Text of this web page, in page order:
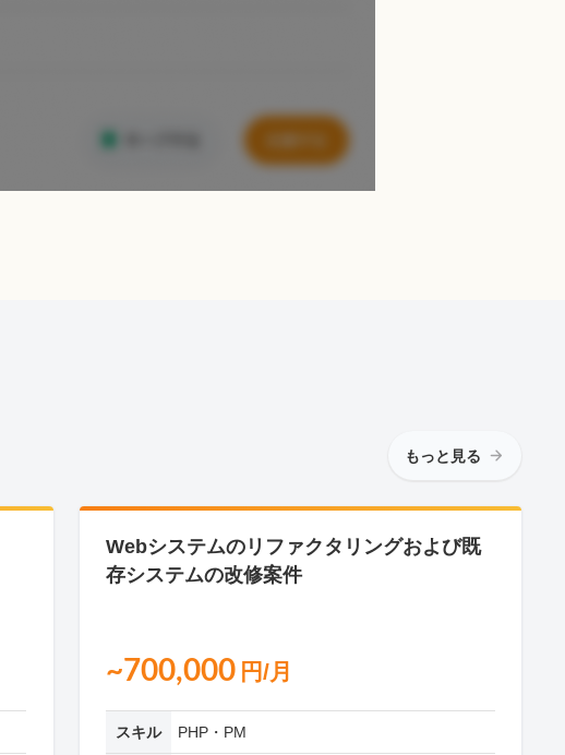
もっと見る
Webシステムのリファクタリングおよび既
存システムの改修案件
~700,000 円/月
スキル PHP・PM